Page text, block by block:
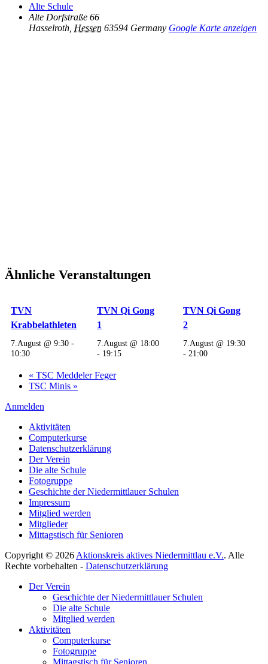
Alte Schule
Alte Dorfstraße 66
Hasselroth Hessen 63594 Germany Google Karte anzeigen
Ähnliche Veranstaltungen
TVN
Krabbelathleten
7.August @ 9:30 -
10:30
TVN Qi Gong
1
7.August @ 18:00
- 19:15
TVN Qi Gong
2
7.August @ 19:30
-21:00
« TSC Meddeler Feger
TSC Minis »
Anmelden
Aktivitäten
Computerkurse
Datenschutzerklärung
Der Verein
Die alte Schule
Fotogruppe
Geschichte der Niedermittlauer Schulen
Impressum
Mitglied werden
Mitglieder
Mittagstisch für Senioren
Copyright © 2026 Aktionskreis aktives Niedermittlau e.V.. Alle
Rechte vorbehalten - Datenschutzerklärung
scrollenDer Verein
Geschichte der Niedermittlauer Schulen
Die alte Schule
Mitglied werden
Aktivitäten
Computerkurse
Fotogruppe
Mittagstisch für Senioren